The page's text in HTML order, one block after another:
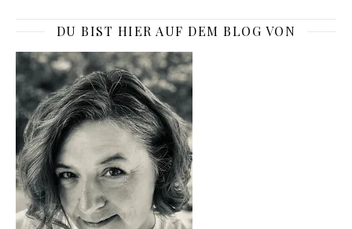
DU BIST HIER AUF DEM BLOG VON